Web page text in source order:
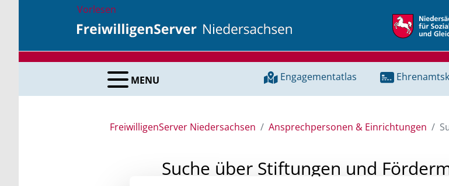
Vorlesen
MENU Engagementatlas
FreiwilligenServer Niedersachsen Ansprechpersonen & Einrichtungen
Suche über Stiftungen und